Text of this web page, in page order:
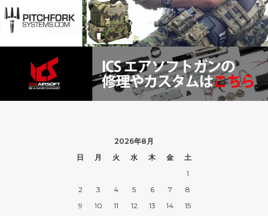
2026年8月
日
月 火 水 木 金
土
1
2
3 4 5 6 7
8
9
10 11 12 13 14
15